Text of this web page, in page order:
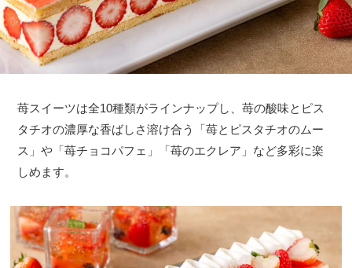
苺スイーツは全10種類がラインナップし、苺の酸味とピス
タチオの濃厚な香ばしさ溶け合う「苺とピスタチオのムー
ス」や「苺チョコパフェ」「苺のエクレア」など多彩に楽
しめます。